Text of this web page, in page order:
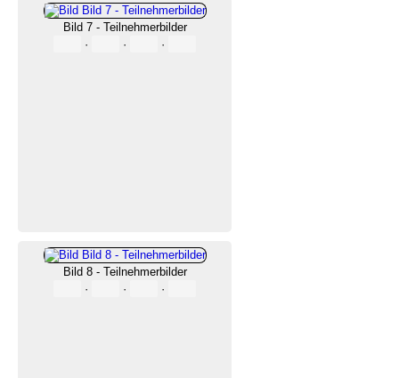
Bild 7 - Teilnehmerbilder
·
· ·
Bild 8 - Teilnehmerbilder
·
· ·